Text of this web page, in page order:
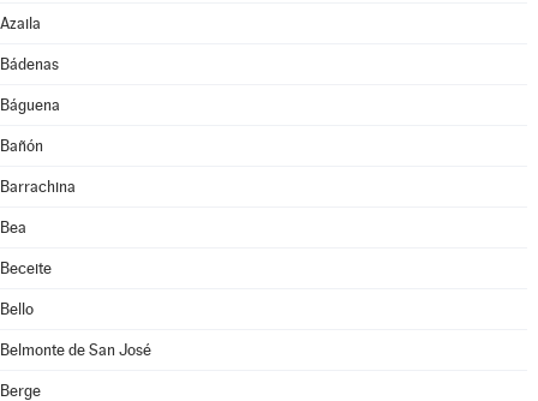
Azaila
Bádenas
Báguena
Bañón
Barrachina
Bea
Beceite
Bello
Belmonte de San José
Berge